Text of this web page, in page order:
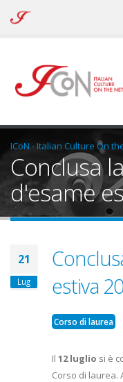
ICoN
On
the
Net
ICoN - Italian Culture On
Conclusa
d'esame
21
Lug
estiva
Corso di laurea
Il 12 luglio si è
Corso di laurea.